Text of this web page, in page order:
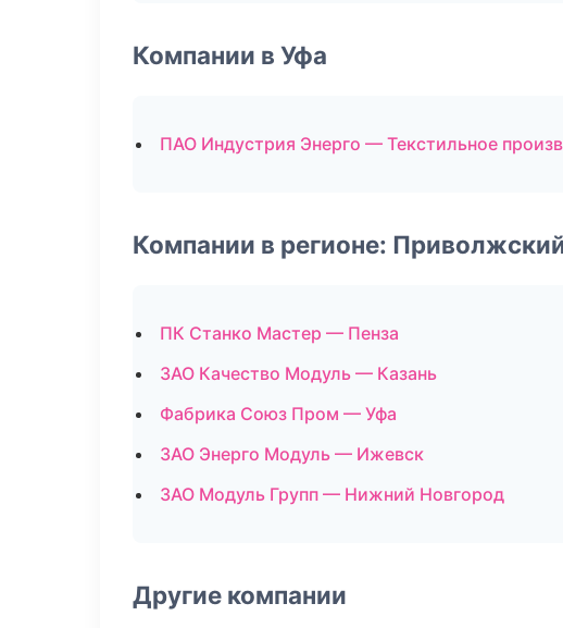
Компании в Уфа
ПАО Индустрия Энерго — Текстильное
Компании в регионе:
ПК Станко Мастер — Пенза
ЗАО Качество Модуль — Казань
Фабрика Союз Пром — Уфа
ЗАО Энерго Модуль — Ижевск
ЗАО Модуль Групп — Нижний Новгород
Другие компании